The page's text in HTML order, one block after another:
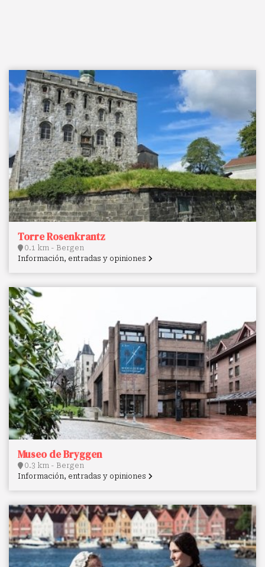
Torre Rosenkrantz
0.1 km - Bergen
Información, entradas y opiniones
Museo de Bryggen
0.3 km - Bergen
Información, entradas y opiniones